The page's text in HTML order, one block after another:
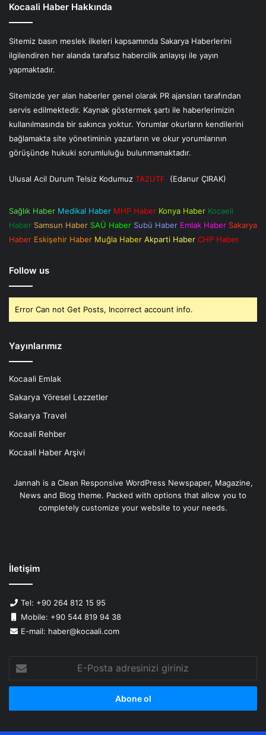
Kocaali Haber Hakkında
Sitemiz basın meslek ilkeleri kapsamında Sakarya Haberlerini
ilgilendiren her alanda tarafsız habercilik anlayışı ile yayın
yapmaktadır.
Sitemizde yer alan haberler genel olarak PR ajansları tarafından
servis edilmektedir. Kaynak göstermek şartı ile haberlerimizin
kullanılmasında bir sakınca yoktur. Yorumlar okurların kendilerini
bağlamakta site yönetiminin yazarların ve okur yorumlarının
görüşünde hukuki sorumluluğu bulunmamaktadır.
Ulusal Acil Durum Telsiz Kodumuz TA2UTF (Edanur ÇIRAK)
Sağlık Haber Medikal Haber MHP Haber Konya Haber Kocaeli
Haber Samsun Haber SAÜ Haber Subü Haber Emlak Haber Sakarya
Haber Eskişehir Haber Muğla Haber Akparti Haber CHP Haber
Follow us
Error Can not Get Posts, Incorrect account info.
Yayınlarımız
Kocaali Emlak
Sakarya Yöresel Lezzetler
Sakarya Travel
Kocaali Rehber
Kocaali Haber Arşivi
Jannah is a Clean Responsive WordPress Newspaper, Magazine,
News and Blog theme. Packed with options that allow you to
completely customize your website to your needs.
İletişim
Tel: +90 264 812 15 95
Mobile: +90 544 819 94 38
E-mail: haber@kocaali.com
Posta
adresinizi